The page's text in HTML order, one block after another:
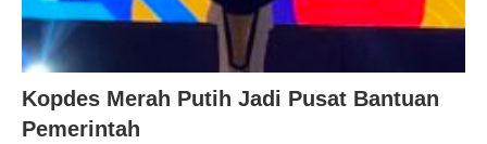
Kopdes Merah Putih Jadi Pusat Bantuan
Pemerintah